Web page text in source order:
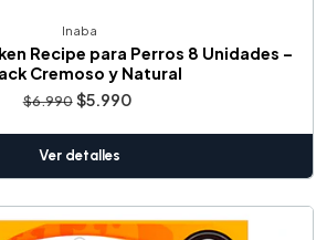
Inaba
Recipe para Perros 8 Unidades –
Cremoso y Natural
$6.990 $5.990
Ver detalles